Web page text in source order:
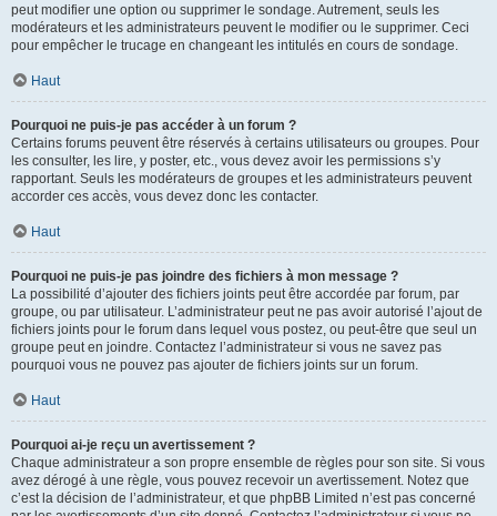
peut modifier une option ou supprimer le sondage. Autrement, seuls les
modérateurs et les administrateurs peuvent le modifier ou le supprimer. Ceci
pour empêcher le trucage en changeant les intitulés en cours de sondage.
Haut
Pourquoi ne puis-je pas accéder à un forum ?
Certains forums peuvent être réservés à certains utilisateurs ou groupes. Pour
les consulter, les lire, y poster, etc., vous devez avoir les permissions s’y
rapportant. Seuls les modérateurs de groupes et les administrateurs peuvent
accorder ces accès, vous devez donc les contacter.
Haut
Pourquoi ne puis-je pas joindre des fichiers à mon message ?
La possibilité d’ajouter des fichiers joints peut être accordée par forum, par
groupe, ou par utilisateur. L’administrateur peut ne pas avoir autorisé l’ajout de
fichiers joints pour le forum dans lequel vous postez, ou peut-être que seul un
groupe peut en joindre. Contactez l’administrateur si vous ne savez pas
pourquoi vous ne pouvez pas ajouter de fichiers joints sur un forum.
Haut
Pourquoi ai-je reçu un avertissement ?
Chaque administrateur a son propre ensemble de règles pour son site. Si vous
avez dérogé à une règle, vous pouvez recevoir un avertissement. Notez que
c’est la décision de l’administrateur, et que phpBB Limited n’est pas concerné